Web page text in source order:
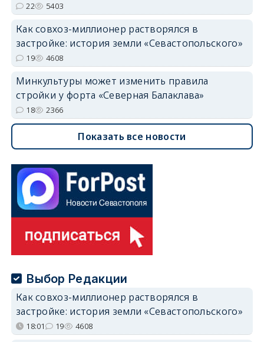
22 5403
Как совхоз-миллионер растворялся в
застройке: история земли «Севастопольского»
19 4608
Минкультуры может изменить правила
стройки у форта «Северная Балаклава»
18 2366
Показать все новости
Выбор Редакции
Как совхоз-миллионер растворялся в
застройке: история земли «Севастопольского»
18:01 19 4608